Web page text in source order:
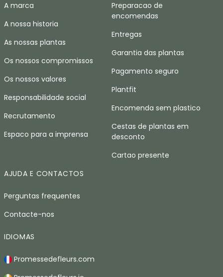
A marca
A nossa historia
As nossas plantas
Os nossos compromissos
Os nossos valores
Responsabilidade social
Recrutamento
Espaco para a imprensa
Preparacao de
encomendas
Entregas
Garantia das plantas
Pagamento seguro
Plantfit
Encomenda sem plastico
Cestas de plantas em
desconto
Cartao presente
AJUDA E CONTACTOS
Perguntas frequentes
Contacte-nos
IDIOMAS
Promessedefleurs.com